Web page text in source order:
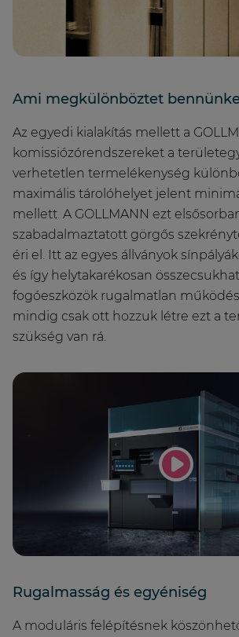
Ami megkülönböztet
Az egyedi kialakítás mellett a
komissiózórendszereket a
verhetetlen termelékenység
maximális tárolóhelyet jelent
mellett. A GOLLMANN ezt
szabadalmaztatott görgős
éri el. Itt az egyes állványok
és így helytakarékosan
fogóeszközök rugalmatlan
mindig csak ott hozzuk létre ezt a
szükség van rá.
Rugalmasság és egyéniség
A moduláris felépítésnek